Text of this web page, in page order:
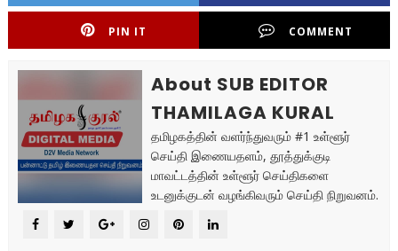
PIN IT COMMENT
About SUB EDITOR
THAMILAGA KURAL
தமிழகத்தின் வளர்ந்துவரும் #1 உள்ளூர்
செய்தி இணையதளம், தூத்துக்குடி
மாவட்டத்தின் உள்ளூர் செய்திகளை
உடனுக்குடன் வழங்கிவரும் செய்தி நிறுவனம்.